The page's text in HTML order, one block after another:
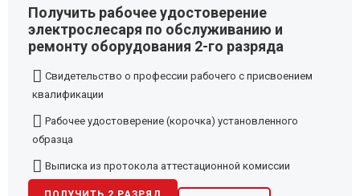
Получить рабочее удостоверение
электрослесаря по обслуживанию и
ремонту оборудования 2-го разряда
Свидетельство о профессии рабочего с присвоением
квалификации
Рабочее удостоверение (корочка) установленного
образца
Выписка из протокола аттестационной комиссии